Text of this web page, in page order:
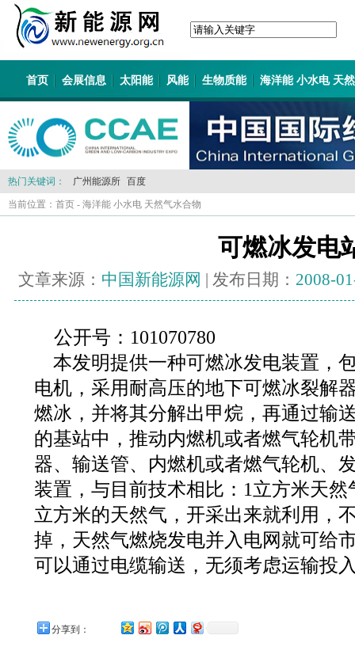
首页 会展信息 太阳能 风能 生物质能 海洋能 小水电 天
热门关键词： 广州能源所 百度
当前位置： 首页 - 海洋能 小水电 天然气水合物
可燃冰发电
文章来源： 中国新能源网 | 发布日期： 2008-
公开号：101070780
本发明提供一种可燃冰发电装置，
电机，采用耐高压的地下可燃冰裂解
燃冰，并将其分解出甲烷，再通过输
的基站中，推动内燃机或者燃气轮机
器、输送管、内燃机或者燃气轮机、
装置，与目前技术相比：1立方米天
立方米的天然气，开采出来就利用，
掉，天然气燃烧发电并入电网就可给
可以通过电缆输送，无须考虑运输投
分享到：